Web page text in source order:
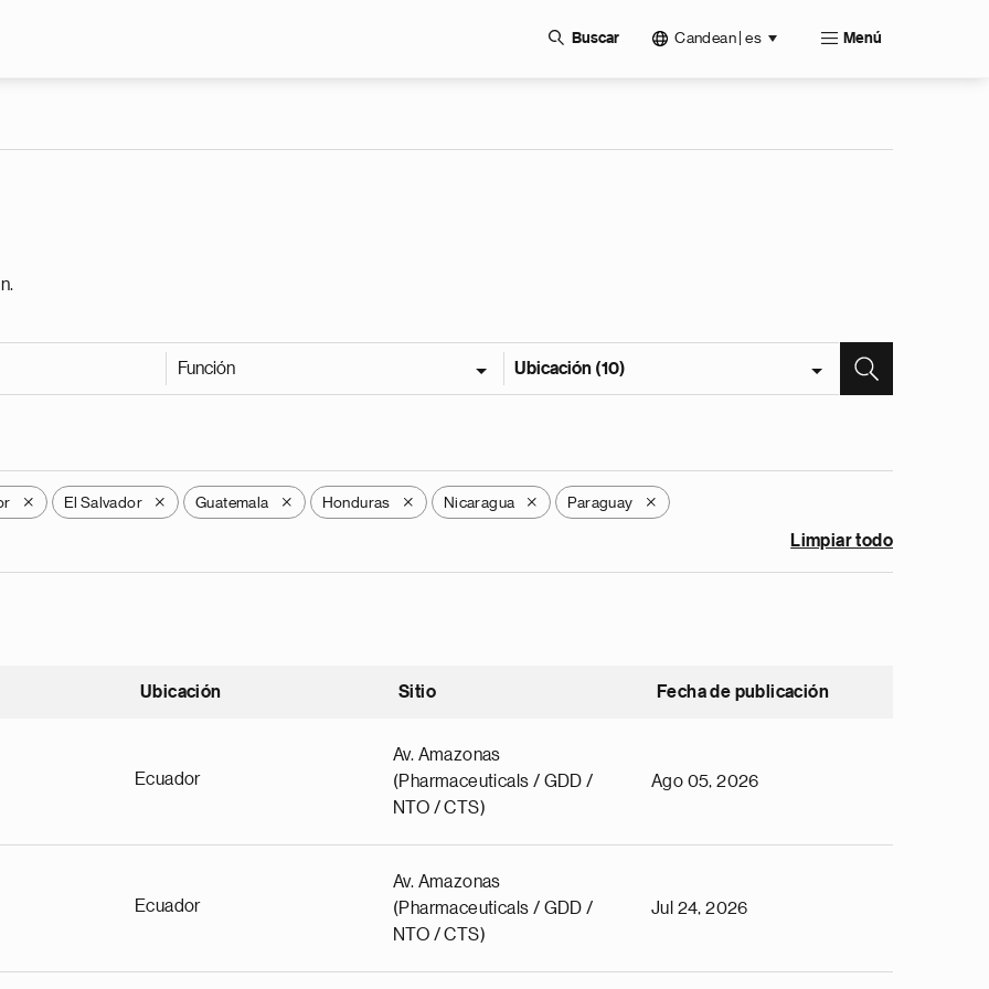
Buscar Candean | es Menú
Función Ubicación (10)
X El Salvador X Guatemala X Honduras X Nicaragua X Paraguay X
Limpiar todo
Ubicación Sitio Fecha de publicación
Ecuador
Av. Amazonas
(Pharmaceuticals / GDD /
NTO / CTS)
Ago 05, 2026
Ecuador
Av. Amazonas
(Pharmaceuticals / GDD /
NTO / CTS)
Jul 24, 2026